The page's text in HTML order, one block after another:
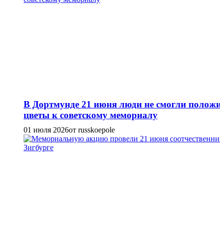
В Дортмунде 21 июня люди не смогли
цветы к советскому мемориалу
01 июля 2026от russkoepole